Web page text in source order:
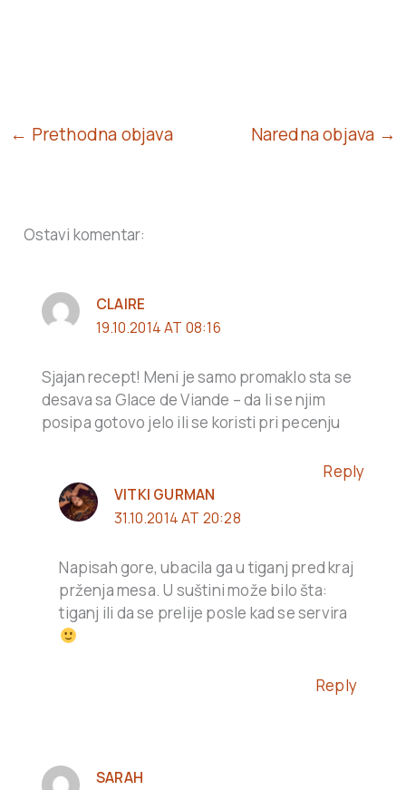
← Prethodna objava Naredna objava →
Ostavi komentar:
CLAIRE
19.10.2014 AT 08:16
Sjajan recept! Meni je samo promaklo sta se
desava sa Glace de Viande – da li se njim
posipa gotovo jelo ili se koristi pri pecenju
Reply
VITKI GURMAN
31.10.2014 AT 20:28
Napisah gore, ubacila ga u tiganj pred kraj
prženja mesa. U suštini može bilo šta:
tiganj ili da se prelije posle kad se servira
Reply
SARAH